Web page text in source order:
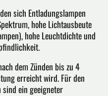
sich Entladungslampen
hohe Lichtausbeute
hohe Leuchtdichte und
dem Zünden bis zu 4
erreicht wird. Für den
sind ein geeigneter